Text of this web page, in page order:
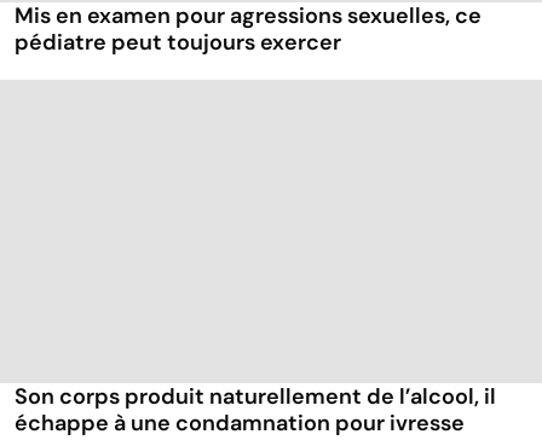
Mis en examen pour agressions sexuelles, ce
pédiatre peut toujours exercer
Son corps produit naturellement de l’alcool, il
échappe à une condamnation pour ivresse